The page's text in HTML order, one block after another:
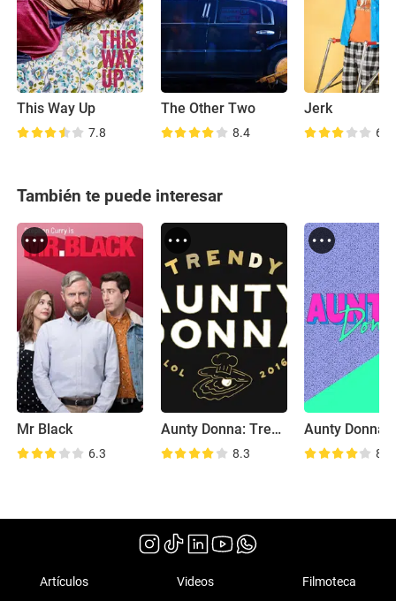
This Way Up
7.8
The Other Two
8.4
Jerk
6.7
También te puede interesar
Mr Black
6.3
Aunty Donna: Trendy
8.3
Aunty Donna:
8.8
Artículos Videos Filmoteca